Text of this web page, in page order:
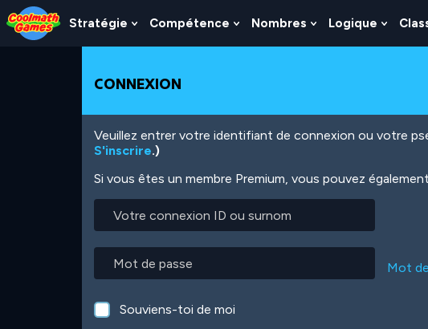
Skip
to
Top
Skip
to
Navigation
Skip
to
Main
Skip
to
Footer
Aller
au
contenu
Stratégie
Show
Submenu
Stratégie
Compétence
Show
Submenu
Nombres
Show
Submenu
Logique
Show
CONNEXION
Veuillez entrer votre identifiant de connexion ou votre
S'inscrire.)
Si vous êtes un membre Premium, vous pouvez
connexion
ou
surnom
Mot
Souviens-toi de moi